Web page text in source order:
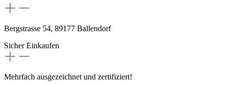
Bergstrasse 54, 89177 Ballendorf
Sicher Einkaufen
Mehrfach ausgezeichnet und zertifiziert!